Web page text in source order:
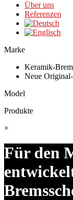
Über uns
Referenzen
Marke
Keramik-
Neue
Model
Produkte
×
Für den